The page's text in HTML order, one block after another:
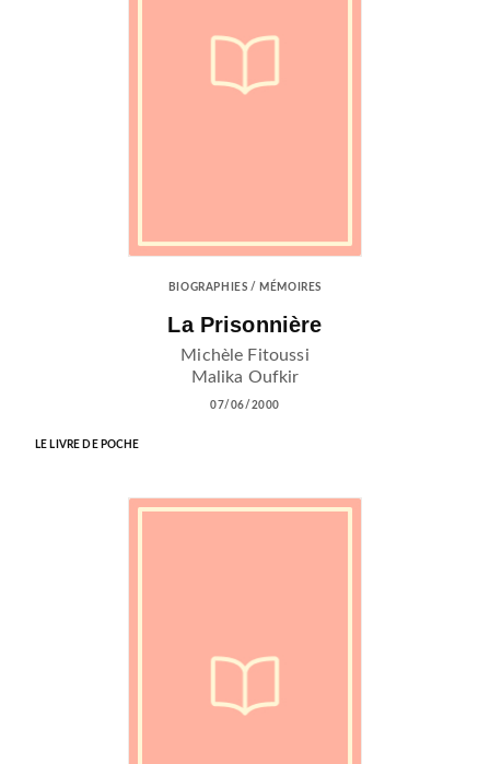
BIOGRAPHIES / MÉMOIRES
La Prisonnière
Michèle Fitoussi
Malika Oufkir
07/06/2000
LE LIVRE DE POCHE